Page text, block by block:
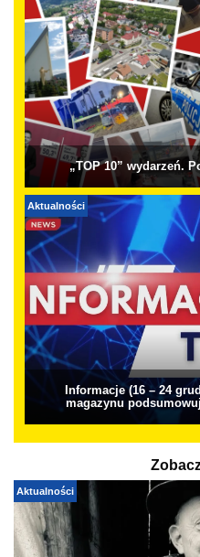
„TOP 10” wydarzeń.
Aktualności
Informacje (16 – 24
magazynu
Aktualności